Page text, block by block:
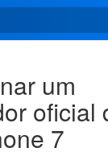
um
oficial
7